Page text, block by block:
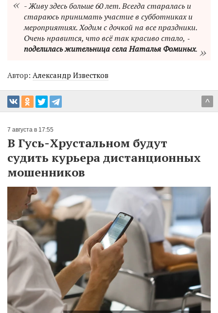
- Живу здесь больше 60 лет. Всегда старалась и
стараюсь принимать участие в субботниках и
мероприятиях. Ходим с дочкой на все праздники.
Очень нравится, что всё так красиво стало, ‑
поделилась жительница села Наталья Фоминых.
Автор: Александр Известков
^
7 августа в 17:55
В Гусь-Хрустальном будут
судить курьера дистанционных
мошенников